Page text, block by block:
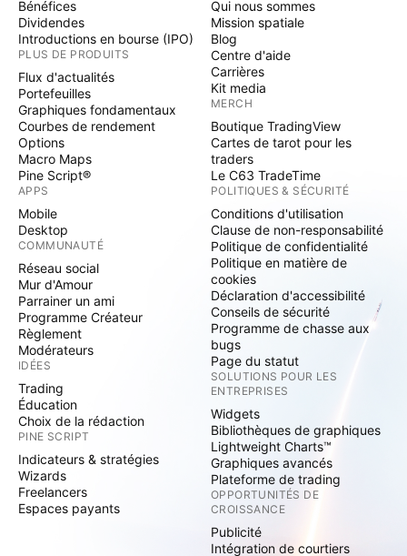
Bénéfices
Dividendes
Introductions en bourse (IPO)
PLUS DE PRODUITS
Flux d'actualités
Portefeuilles
Graphiques fondamentaux
Courbes de rendement
Options
Macro Maps
Pine Script®
APPS
Mobile
Desktop
COMMUNAUTÉ
Réseau social
Mur d'Amour
Parrainer un ami
Programme Créateur
Règlement
Modérateurs
IDÉES
Trading
Éducation
Choix de la rédaction
PINE SCRIPT
Indicateurs & stratégies
Wizards
Freelancers
Espaces payants
Qui nous sommes
Mission spatiale
Blog
Centre d'aide
Carrières
Kit media
MERCH
Boutique TradingView
Cartes de tarot pour les
traders
Le C63 TradeTime
POLITIQUES & SÉCURITÉ
Conditions d'utilisation
Clause de non-responsabilité
Politique de confidentialité
Politique en matière de
cookies
Déclaration d'accessibilité
Conseils de sécurité
Programme de chasse aux
bugs
Page du statut
SOLUTIONS POUR LES
ENTREPRISES
Widgets
Bibliothèques de graphiques
Lightweight Charts™
Graphiques avancés
Plateforme de trading
OPPORTUNITÉS DE
CROISSANCE
Publicité
Intégration de courtiers